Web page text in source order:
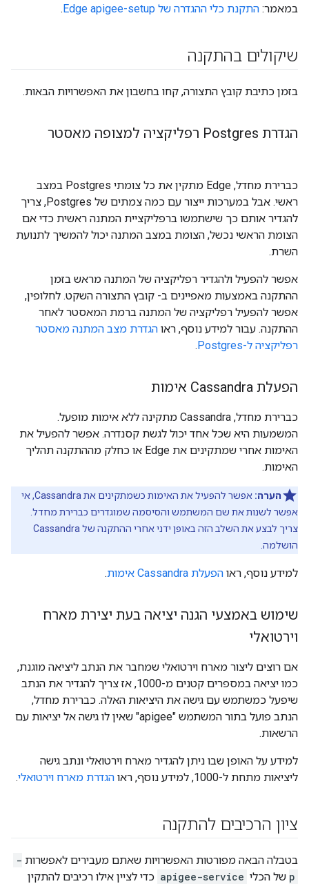
במאמר: התקנת כלי ההגדרה של Edge apigee-setup .
שיקולים בהתקנה
בזמן כתיבת קובץ התצורה, קחו בחשבון את האפשרויות הבאות.
הגדרת Postgres רפליקציה למצופה מאסטר
כברירת מחדל, Edge מתקין את כל צומתי Postgres במצב
ראשי. אבל במערכות ייצור עם כמה צמתים של Postgres, צריך
להגדיר אותם כך שישתמשו ברפליקציית המתנה ראשית כדי אם
הצומת הראשי נכשל, הצומת במצב המתנה יכול להמשיך לתנועת
השרת.
אפשר להפעיל ולהגדיר רפליקציה של המתנה מראש בזמן
ההתקנה באמצעות מאפיינים ב- קובץ התצורה השקט. לחלופין,
אפשר להפעיל רפליקציה של המתנה ברמת המאסטר לאחר
ההתקנה. עבור למידע נוסף, ראו הגדרת מצב המתנה מאסטר
רפליקציה ל-Postgres
.
הפעלת Cassandra אימות
כברירת מחדל, Cassandra מתקינה ללא אימות מופעל.
המשמעות היא שכל אחד יכול לגשת קסנדרה. אפשר להפעיל את
האימות אחרי שמתקינים את Edge או כחלק מההתקנה תהליך
האימות.
הערה:
אפשר להפעיל את האימות כשמתקינים את Cassandra, אי
אפשר לשנות את שם המשתמש והסיסמה שמוגדרים כברירת מחדל.
צריך לבצע את השלב הזה באופן ידני אחרי ההתקנה של Cassandra
הושלמה.
למידע נוסף, ראו הפעלת Cassandra אימות .
שימוש באמצעי הגנה יציאה בעת יצירת מארח
וירטואלי
אם רוצים ליצור מארח וירטואלי שמחבר את הנתב ליציאה מוגנת,
כמו יציאה במספרים קטנים מ-1000, אז צריך להגדיר את הנתב
שיפעל כמשתמש עם גישה את היציאות האלה. כברירת מחדל,
הנתב פועל בתור המשתמש "apigee" שאין לו גישה אל יציאות עם
הרשאות.
למידע על האופן שבו ניתן להגדיר מארח וירטואלי ונתב גישה
ליציאות מתחת ל-1000, למידע נוסף, ראו
הגדרת מארח וירטואלי.
ציון הרכיבים להתקנה
בטבלה הבאה מפורטות האפשרויות שאתם מעבירים לאפשרות -
p של הכלי apigee-service כדי לציין אילו רכיבים להתקין